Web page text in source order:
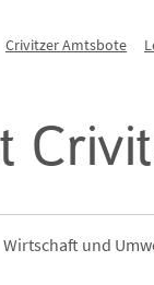
Crivitzer Amtsbote
Wirtschaft und